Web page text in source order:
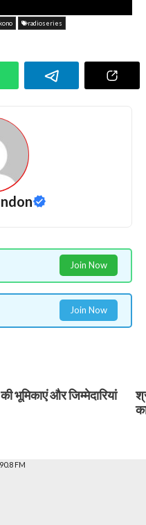
radioseries
Join Now
Join Now
भूमिकाएं और जिम्मेदारियां
FM